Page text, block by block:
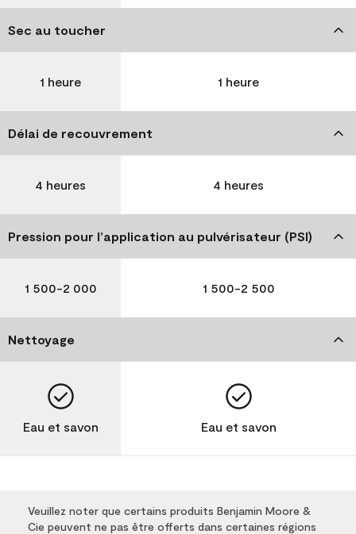
Sec au toucher
1 heure 1 heure
Délai de recouvrement
4 heures 4 heures
Pression pour l’application au pulvérisateur (PSI)
1 500-2 000 1 500-2 500
Nettoyage
Eau et savon Eau et savon
Veuillez noter que certains produits Benjamin Moore &
Cie peuvent ne pas être offerts dans certaines régions